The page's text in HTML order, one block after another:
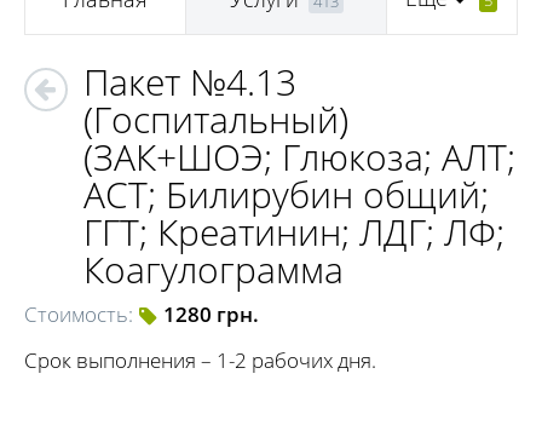
Пакет №4.13
(Госпитальный)
(ЗАК+ШОЭ; Глюкоза; АЛТ;
АСТ; Билирубин общий;
ГГТ; Креатинин; ЛДГ; ЛФ;
Коагулограмма
Стоимость:
1280 грн.
Срок выполнения – 1-2 рабочих дня.